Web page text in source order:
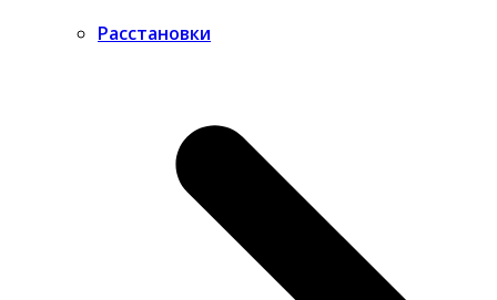
Расстановки